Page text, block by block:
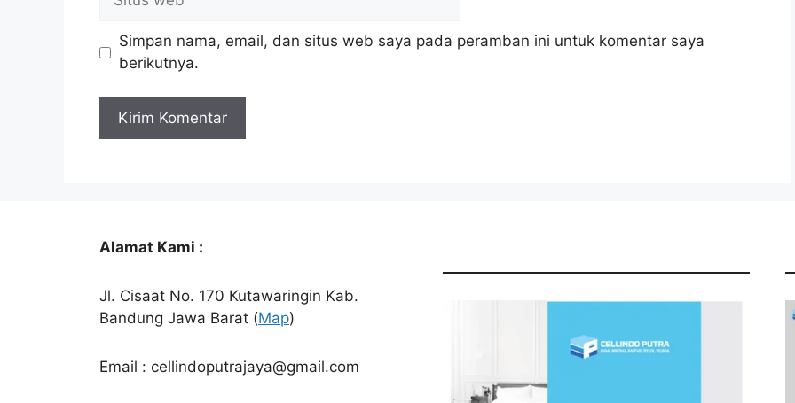
web
Simpan nama, email, dan situs web saya pada peramban ini untuk komentar saya
berikutnya.
Alamat Kami :
Jl. Cisaat No. 170 Kutawaringin Kab.
Bandung Jawa Barat (Map)
Email : cellindoputrajaya@gmail.com